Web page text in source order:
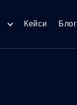
Кейси Блог